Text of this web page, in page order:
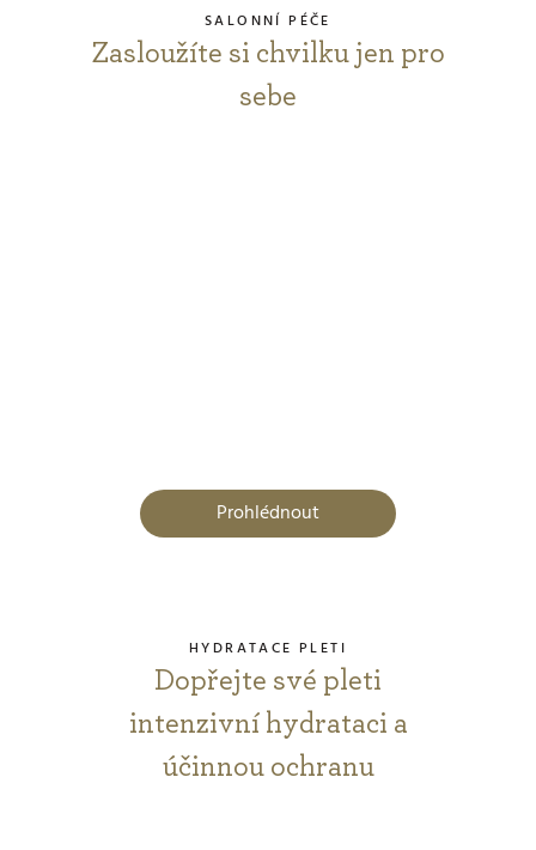
SALONNÍ PÉČE
Zasloužíte si chvilku jen pro
sebe
Prohlédnout
HYDRATACE PLETI
Dopřejte své pleti
intenzivní hydrataci a
účinnou ochranu